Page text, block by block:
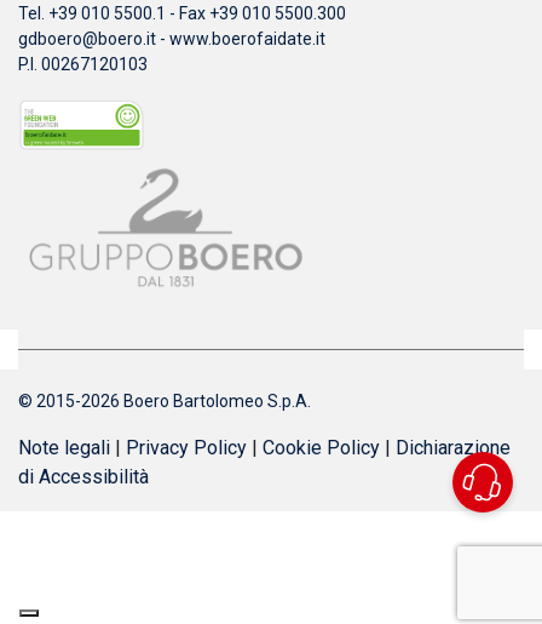
Tel. +39 010 5500.1 - Fax +39 010 5500.300
gdboero@boero.it - www.boerofaidate.it
P.I. 00267120103
© 2015-2026 Boero Bartolomeo S.p.A.
Note legali | Privacy Policy | Cookie Policy | Dichiarazione
di Accessibilità